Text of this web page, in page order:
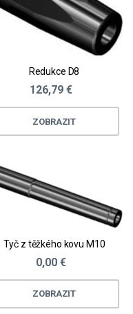
Redukce D8
126,79 €
ZOBRAZIT
Tyč z těžkého kovu M10
0,00 €
ZOBRAZIT